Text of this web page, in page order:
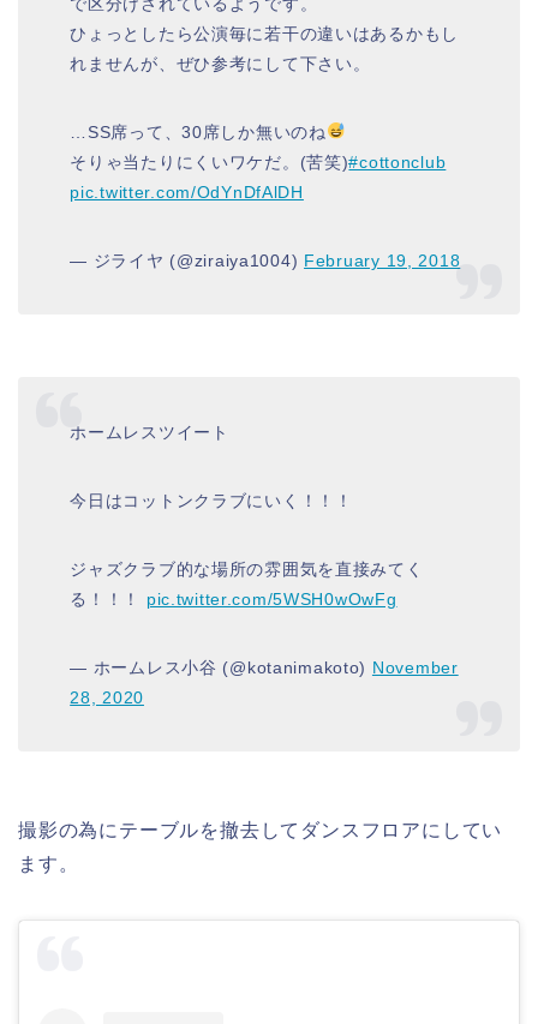
ひょっとしたら公演毎に若干の違いはあるかもし
れませんが、ぜひ参考にして下さい。
…SS席って、30席しか無いのね
そりゃ当たりにくいワケだ。(苦笑)#cottonclub
pic.twitter.com/OdYnDfAlDH
— ジライヤ (@ziraiya1004) February 19, 2018
ホームレスツイート
今日はコットンクラブにいく！！！
ジャズクラブ的な場所の雰囲気を直接みてく
る！！！ pic.twitter.com/5WSH0wOwFg
— ホームレス小谷 (@kotanimakoto) November
28, 2020
撮影の為にテーブルを撤去してダンスフロアにしてい
ます。